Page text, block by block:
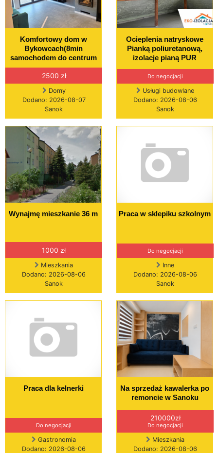
Komfortowy dom w
Bykowcach(8min
samochodem do centrum
2500 zł
Domy
Dodano: 2026-08-07
Sanok
Ocieplenia natryskowe
Pianką poliuretanową,
izolacje pianą PUR
Do negocjacji
Usługi budowlane
Dodano: 2026-08-06
Sanok
Wynajmę mieszkanie 36 m
1000 zł
Mieszkania
Dodano: 2026-08-06
Sanok
Praca w sklepiku szkolnym
Do negocjacji
Inne
Dodano: 2026-08-06
Sanok
Praca dla kelnerki
Do negocjacji
Gastronomia
Dodano: 2026-08-06
Na sprzedaż kawalerka po
remoncie w Sanoku
210000zł
Do negocjacji
Mieszkania
Dodano: 2026-08-06